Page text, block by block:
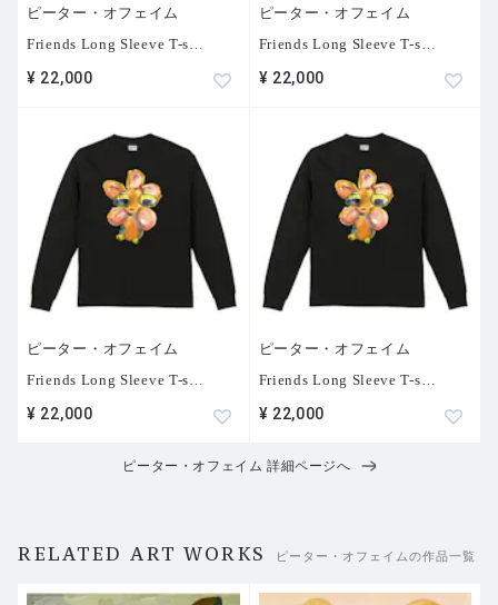
ピーター・オフェイム
Friends Long Sleeve T-s
¥ 22,000
ピーター・オフェイム
Friends Long Sleeve T-s
¥ 22,000
ピーター・オフェイム
Friends Long Sleeve T-s…
¥ 22,000
ピーター・オフェイム
Friends Long Sleeve T-s…
¥ 22,000
ピーター・オフェイム 詳細ページへ
RELATED ART WORKS ピーター・オフェイムの作品一覧